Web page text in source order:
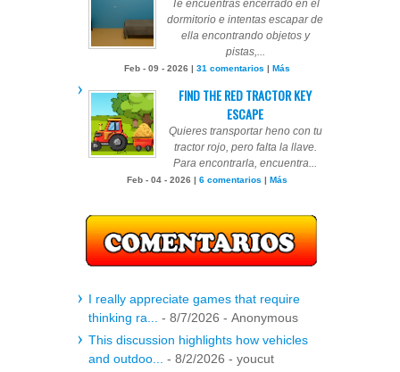
Te encuentras encerrado en el
dormitorio e intentas escapar de
ella encontrando objetos y
pistas,...
Feb - 09 - 2026 | 31 comentarios | Más
FIND THE RED TRACTOR KEY
ESCAPE
Quieres transportar heno con tu
tractor rojo, pero falta la llave.
Para encontrarla, encuentra...
Feb - 04 - 2026 | 6 comentarios | Más
I really appreciate games that require
thinking ra...
- 8/7/2026 - Anonymous
This discussion highlights how vehicles
and outdoo...
- 8/2/2026 - youcut